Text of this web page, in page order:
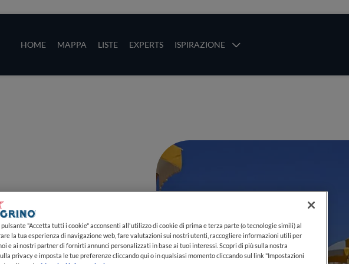
HOME MAPPA LISTE EXPERTS ISPIRAZIONE
"Accetta tutti i cookie" acconsenti all'utilizzo di cookie di prima e terza parte (o tecnologie simili) al
la tua esperienza di navigazione web, fare valutazioni sui nostri utenti, raccogliere informazioni utili per
e ai nostri partner di fornirti annunci personalizzati in base ai tuoi interessi. Scopri di più sulla nostra
privacy e imposta le tue preferenze cliccando qui o in qualsiasi momento cliccando sul link "Impostazioni